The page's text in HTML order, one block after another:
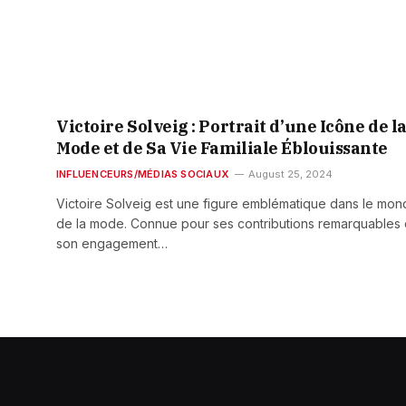
Victoire Solveig : Portrait d’une Icône de la
Mode et de Sa Vie Familiale Éblouissante
INFLUENCEURS/MÉDIAS SOCIAUX August 25, 2024
Victoire Solveig est une figure emblématique dans le
de la mode. Connue pour ses contributions remarquables
son engagement…